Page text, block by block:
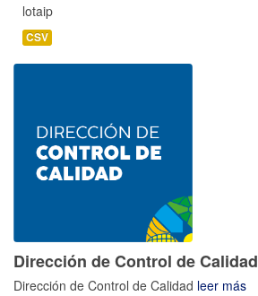
lotaip
CSV
Dirección de Control de Calidad
Dirección de Control de Calidad leer más